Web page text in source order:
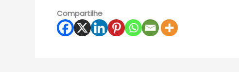
Compartilhe